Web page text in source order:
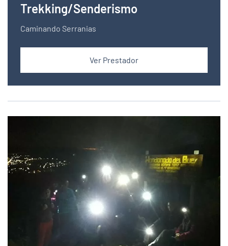
Trekking/Senderismo
Caminando Serranias
Ver Prestador